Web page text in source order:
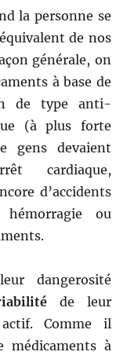
la personne se
de nos
générale, on
à base de
de type anti-
(à plus forte
gens devaient
cardiaque,
d’accidents
hémorragie ou
dangerosité
de leur
Comme il
médicaments à